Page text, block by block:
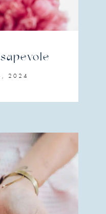
2024